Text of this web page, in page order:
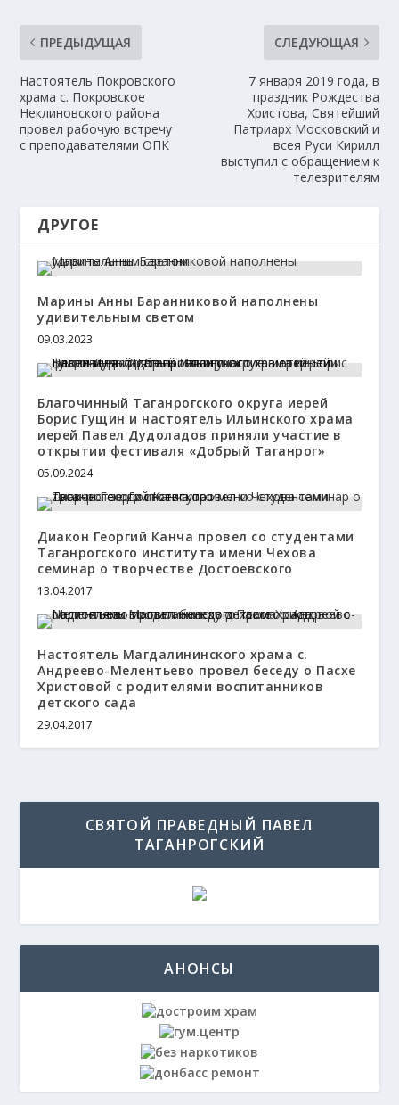
ПРЕДЫДУЩАЯ
Настоятель Покровского
храма с. Покровское
Неклиновского района
провел рабочую встречу
с преподавателями ОПК
СЛЕДУЮЩАЯ
7 января 2019 года, в
праздник Рождества
Христова, Святейший
Патриарх Московский и
всея Руси Кирилл
выступил с обращением к
телезрителям
ДРУГОЕ
Марины Анны Баранниковой наполнены
удивительным светом
09.03.2023
Благочинный Таганрогского округа иерей
Борис Гущин и настоятель Ильинского храма
иерей Павел Дудоладов приняли участие в
открытии фестиваля «Добрый Таганрог»
05.09.2024
Диакон Георгий Канча провел со студентами
Таганрогского института имени Чехова
семинар о творчестве Достоевского
13.04.2017
Настоятель Магдалининского храма с.
Андреево-Мелентьево провел беседу о Пасхе
Христовой с родителями воспитанников
детского сада
29.04.2017
СВЯТОЙ ПРАВЕДНЫЙ ПАВЕЛ
ТАГАНРОГСКИЙ
АНОНСЫ